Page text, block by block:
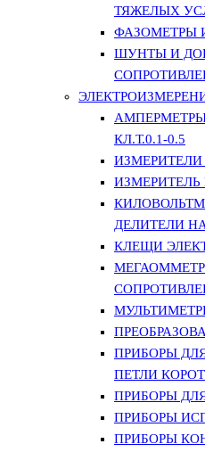
ТЯЖЕЛЫХ
ФАЗОМЕТРЫ
ШУНТЫ И
КЛ.Т.0.1-0.5
ДЕЛИТЕЛИ
КЛЕЩИ
ПРИБОРЫ
ПЕТЛИ
ПРИБОРЫ
ПРИБОРЫ
ПРИБОРЫ